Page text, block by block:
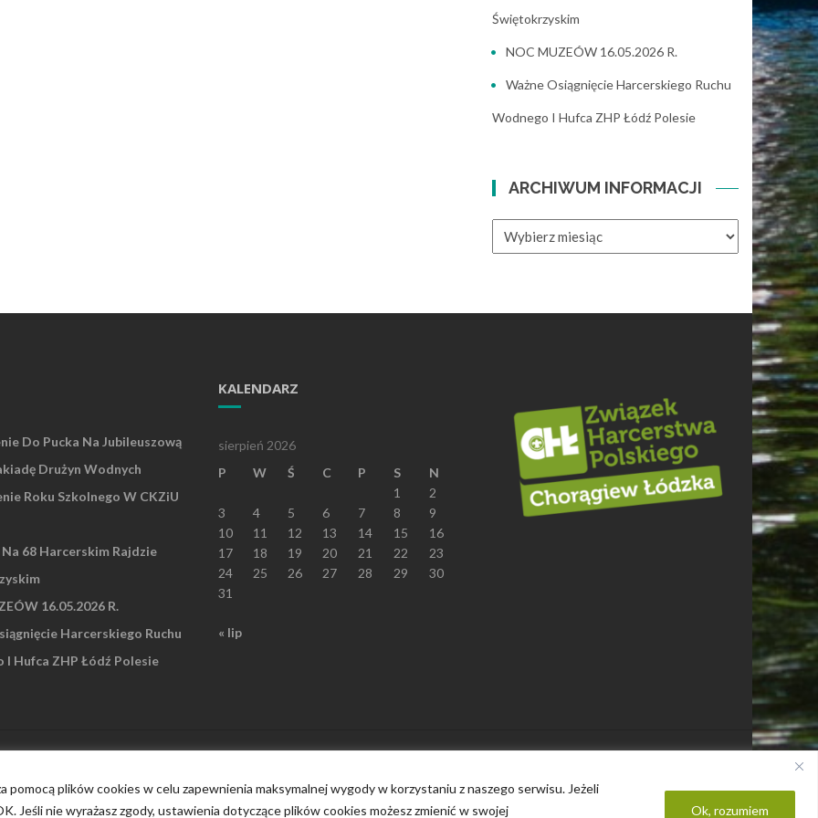
plików cookies w celu zapewnienia maksymalnej wygody w korzystaniu z naszego serwisu. Jeżeli
Jeśli nie wyrażasz zgody, ustawienia dotyczące plików cookies możesz zmienić w swojej
Ok, rozumiem
Świętokrzyskim
NOC MUZEÓW 16.05.2026 R.
Ważne Osiągnięcie Harcerskiego Ruchu
Wodnego I Hufca ZHP Łódź Polesie
ARCHIWUM INFORMACJI
INFORMACJI
Do Pucka Na Jubileuszową
Drużyn Wodnych
Roku Szkolnego W CKZiU
Na 68 Harcerskim Rajdzie
16.05.2026 R.
Harcerskiego Ruchu
I Hufca ZHP Łódź Polesie
KALENDARZ
sierpień 2026
P
W Ś C P S
N
1
2
3
4 5 6 7 8
9
10
11 12 13 14 15
16
17
18 19 20 21 22
23
24
25 26 27 28 29
30
31
« lip